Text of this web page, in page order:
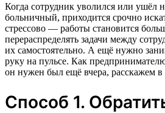
Когда сотрудник уволился или ушёл
больничный, приходится срочно
стрессово — работы становится
перераспределять задачи между
их самостоятельно. А ещё нужно
руку на пульсе. Как
он нужен был ещё вчера, расскажем в
Способ 1.